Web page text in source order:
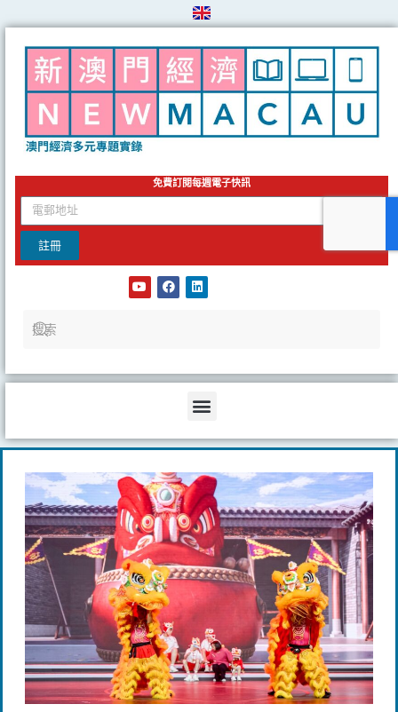
to
content
免費訂閱每週電子快訊
email
註冊
Y
o
F
a
L
i
Menu